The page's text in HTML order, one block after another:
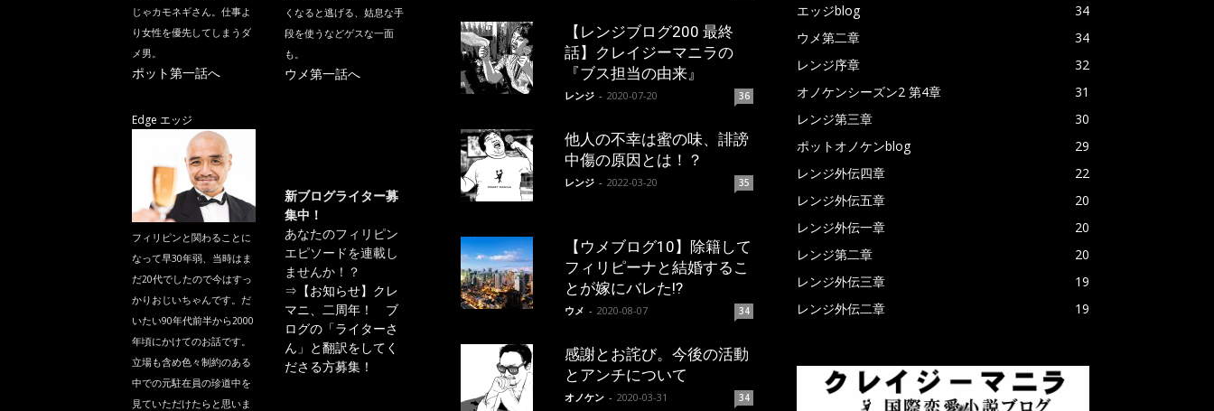
じゃカモネギさん。仕事よ
り女性を優先してしまうダ
メ男。
ポット第一話へ
くなると逃げる、姑息な手
段を使うなどゲスな一面
も。
ウメ第一話へ
Edge エッジ
フィリピンと関わることに
なって早30年弱、当時はま
だ20代でしたので今はすっ
かりおじいちゃんです。だ
いたい90年代前半から2000
年頃にかけてのお話です。
立場も含め色々制約のある
中での元駐在員の珍道中を
見ていただけたらと思いま
新ブログライター募
集中！
あなたのフィリピン
エピソードを連載し
ませんか！？
⇒ 【お知らせ】クレ
マニ、二周年！ ブ
ログの「ライターさ
ん」と翻訳をしてく
ださる方募集！
【レンジブログ200 最終
話】クレイジーマニラの
『ブス担当の由来』
レンジ - 2020-07-20 36
他人の不幸は蜜の味、誹謗
中傷の原因とは！？
レンジ - 2022-03-20 35
【ウメブログ10】除籍して
フィリピーナと結婚するこ
とが嫁にバレた!?
ウメ - 2020-08-07 34
感謝とお詫び。今後の活動
とアンチについて
オノケン - 2020-03-31 34
エッジblog
34
ウメ第二章
34
レンジ序章
32
オノケンシーズン2 第4章
31
レンジ第三章
30
ポットオノケンblog
29
レンジ外伝四章
22
レンジ外伝五章
20
レンジ外伝一章
20
レンジ第二章
20
レンジ外伝三章
19
レンジ外伝二章
19